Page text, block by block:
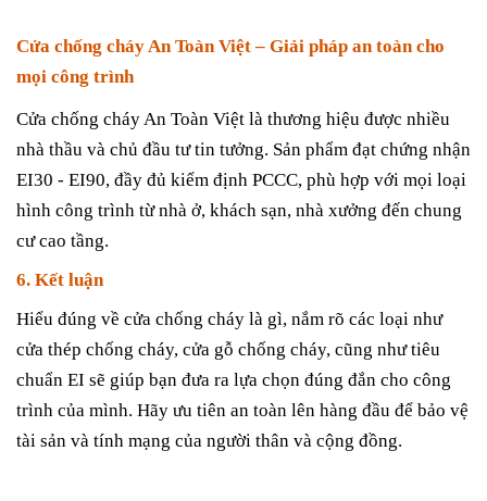
Cửa chống cháy An Toàn Việt – Giải pháp an toàn cho
mọi công trình
Cửa chống cháy An Toàn Việt là thương hiệu được nhiều
nhà thầu và chủ đầu tư tin tưởng. Sản phẩm đạt chứng nhận
EI30 - EI90, đầy đủ kiểm định PCCC, phù hợp với mọi loại
hình công trình từ nhà ở, khách sạn, nhà xưởng đến chung
cư cao tầng.
6. Kết luận
Hiểu đúng về cửa chống cháy là gì, nắm rõ các loại như
cửa thép chống cháy, cửa gỗ chống cháy, cũng như tiêu
chuẩn EI sẽ giúp bạn đưa ra lựa chọn đúng đắn cho công
trình của mình. Hãy ưu tiên an toàn lên hàng đầu để bảo vệ
tài sản và tính mạng của người thân và cộng đồng.